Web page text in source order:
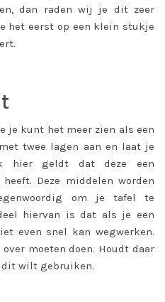
dan raden wij je dit zeer
het eerst op een klein stukje
je kunt het meer zien als een
twee lagen aan en laat je
hier geldt dat deze een
Deze middelen worden
om je tafel te
hiervan is dat als je een
even snel kan wegwerken.
moeten doen. Houdt daar
dit wilt gebruiken.